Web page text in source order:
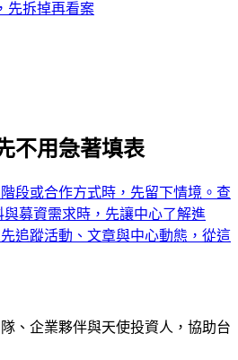
先拆掉再看案
不用急著填表
段或合作方式時，先留下情境。 查
與募資需求時，先讓中心了解進
追蹤活動、文章與中心動態，從這
、企業夥伴與天使投資人，協助台